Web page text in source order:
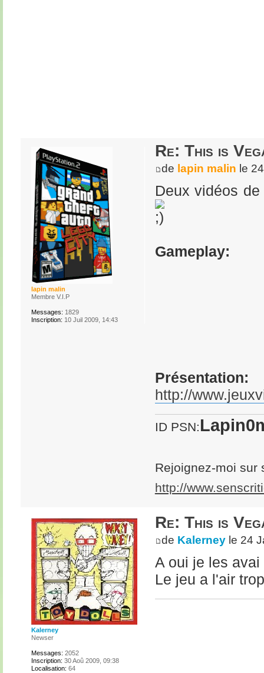
Re: This is
de lapin malin le
Deux vidéos
Gameplay:
Présentation:
http://
ID PSN:
Rejoignez-moi sur
http://
lapin malin
Membre V.I.P
Messages: 1829
Inscription: 10 Juil 2009, 14:43
Re: This is
de Kalerneyle 24
A oui je les avai
Le jeu a l'air
Kalerney
Newser
Messages: 2052
Inscription: 30 Aoû 2009, 09:38
Localisation: 64